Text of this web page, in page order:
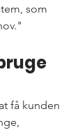
som
få kunden